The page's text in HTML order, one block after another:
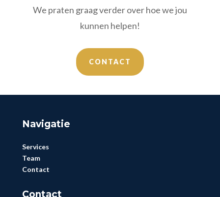
We praten graag verder over hoe we jou
kunnen helpen!
CONTACT
Navigatie
Services
Team
Contact
Contact